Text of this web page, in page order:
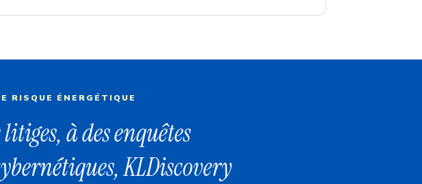
RISQUE ÉNERGÉTIQUE
à des enquêtes
KLDiscovery